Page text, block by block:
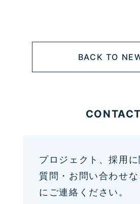
BACK TO
CONTACT
プロジェクト、採用
質問・お問い合わせ
にご連絡ください。